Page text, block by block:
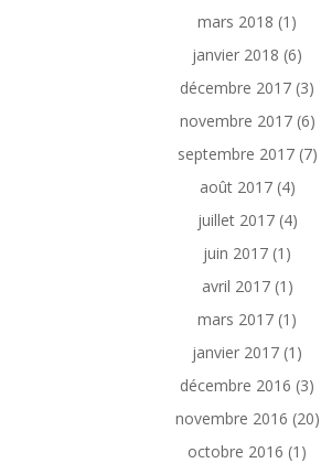
mars 2018 (1)
janvier 2018 (6)
décembre 2017 (3)
novembre 2017(6)
septembre 2017(7)
août 2017(4)
juillet 2017(4)
juin 2017 (1)
avril 2017(1)
mars 2017 (1)
janvier 2017 (1)
décembre 2016 (3)
novembre 2016 (20)
octobre 2016 (1)